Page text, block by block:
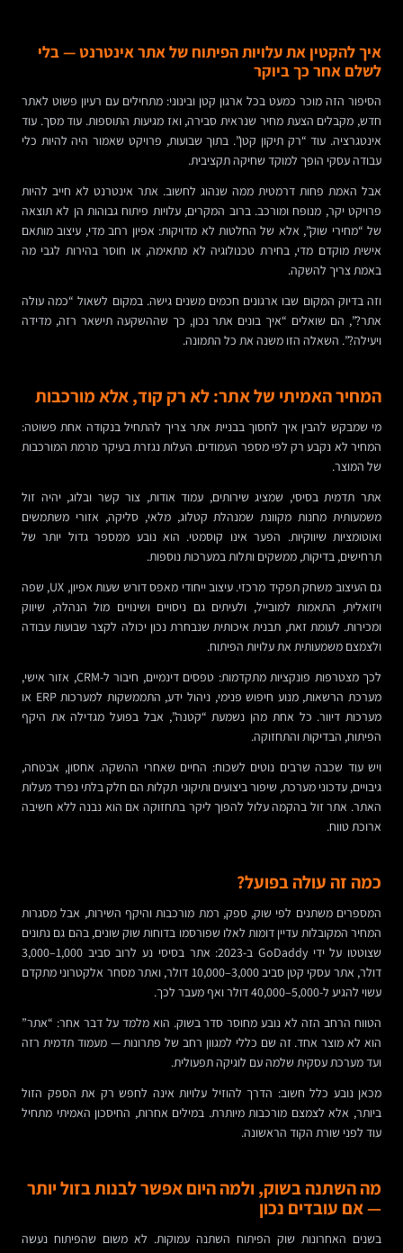
איך להקטין את עלויות הפיתוח של אתר אינטרנט — בלי
לשלם אחר כך ביוקר
הסיפור הזה מוכר כמעט בכל ארגון קטן ובינוני: מתחילים עם רעיון פשוט לאתר
חדש, מקבלים הצעת מחיר שנראית סבירה, ואז מגיעות התוספות. עוד מסך. עוד
אינטגרציה. עוד “רק תיקון קטן”. בתוך שבועות, פרויקט שאמור היה להיות כלי
עבודה עסקי הופך למוקד שחיקה תקציבית.
אבל האמת פחות דרמטית ממה שנהוג לחשוב. אתר אינטרנט לא חייב להיות
פרויקט יקר, מנופח ומורכב. ברוב המקרים, עלויות פיתוח גבוהות הן לא תוצאה
של “מחירי שוק”, אלא של החלטות לא מדויקות: אפיון רחב מדי, עיצוב מותאם
אישית מוקדם מדי, בחירת טכנולוגיה לא מתאימה, או חוסר בהירות לגבי מה
באמת צריך להשקה.
וזה בדיוק המקום שבו ארגונים חכמים משנים גישה. במקום לשאול “כמה עולה
אתר?”, הם שואלים “איך בונים אתר נכון, כך שההשקעה תישאר רזה, מדידה
ויעילה?”. השאלה הזו משנה את כל התמונה.
המחיר האמיתי של אתר: לא רק קוד, אלא מורכבות
מי שמבקש להבין איך לחסוך בבניית אתר צריך להתחיל בנקודה אחת פשוטה:
המחיר לא נקבע רק לפי מספר העמודים. העלות נגזרת בעיקר מרמת המורכבות
של המוצר.
אתר תדמית בסיסי, שמציג שירותים, עמוד אודות, צור קשר ובלוג, יהיה זול
משמעותית מחנות מקוונת שמנהלת קטלוג, מלאי, סליקה, אזורי משתמשים
ואוטומציות שיווקיות. הפער אינו קוסמטי. הוא נובע ממספר גדול יותר של
תרחישים, בדיקות, ממשקים ותלות במערכות נוספות.
גם העיצוב משחק תפקיד מרכזי. עיצוב ייחודי מאפס דורש שעות אפיון, UX, שפה
ויזואלית, התאמות למובייל, ולעיתים גם ניסויים ושינויים מול הנהלה, שיווק
ומכירות. לעומת זאת, תבנית איכותית שנבחרת נכון יכולה לקצר שבועות עבודה
ולצמצם משמעותית את עלויות הפיתוח.
לכך מצטרפות פונקציות מתקדמות: טפסים דינמיים, חיבור ל-CRM, אזור אישי,
מערכת הרשאות, מנוע חיפוש פנימי, ניהול ידע, התממשקות למערכות ERP או
מערכות דיוור. כל אחת מהן נשמעת “קטנה”, אבל בפועל מגדילה את היקף
הפיתוח, הבדיקות והתחזוקה.
ויש עוד שכבה שרבים נוטים לשכוח: החיים שאחרי ההשקה. אחסון, אבטחה,
גיבויים, עדכוני מערכת, שיפור ביצועים ותיקוני תקלות הם חלק בלתי נפרד מעלות
האתר. אתר זול בהקמה עלול להפוך ליקר בתחזוקה אם הוא נבנה ללא חשיבה
ארוכת טווח.
כמה זה עולה בפועל?
המספרים משתנים לפי שוק, ספק, רמת מורכבות והיקף השירות, אבל מסגרות
המחיר המקובלות עדיין דומות לאלו שפורסמו בדוחות שוק שונים, בהם גם נתונים
שצוטטו על ידי GoDaddy ב-2023: אתר בסיסי נע לרוב סביב 1,000–3,000
דולר, אתר עסקי קטן סביב 3,000–10,000 דולר, ואתר מסחר אלקטרוני מתקדם
עשוי להגיע ל-5,000–40,000 דולר ואף מעבר לכך.
הטווח הרחב הזה לא נובע מחוסר סדר בשוק. הוא מלמד על דבר אחר: “אתר”
הוא לא מוצר אחד. זה שם כללי למגוון רחב של פתרונות — מעמוד תדמית רזה
ועד מערכת עסקית שלמה עם לוגיקה תפעולית.
מכאן נובע כלל חשוב: הדרך להוזיל עלויות אינה לחפש רק את הספק הזול
ביותר, אלא לצמצם מורכבות מיותרת. במילים אחרות, החיסכון האמיתי מתחיל
עוד לפני שורת הקוד הראשונה.
מה השתנה בשוק, ולמה היום אפשר לבנות בזול יותר
— אם עובדים נכון
בשנים האחרונות שוק הפיתוח השתנה עמוקות. לא משום שהפיתוח נעשה